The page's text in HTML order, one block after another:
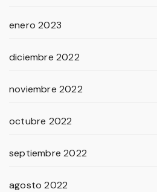
enero 2023
diciembre 2022
noviembre 2022
octubre 2022
septiembre 2022
agosto 2022